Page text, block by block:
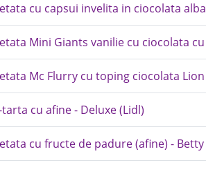
cu capsui invelita in ciocolata
Mini Giants vanilie cu ciocolata
Mc Flurry cu toping ciocolata
cu afine - Deluxe (Lidl)
cu fructe de padure (afine) - Betty